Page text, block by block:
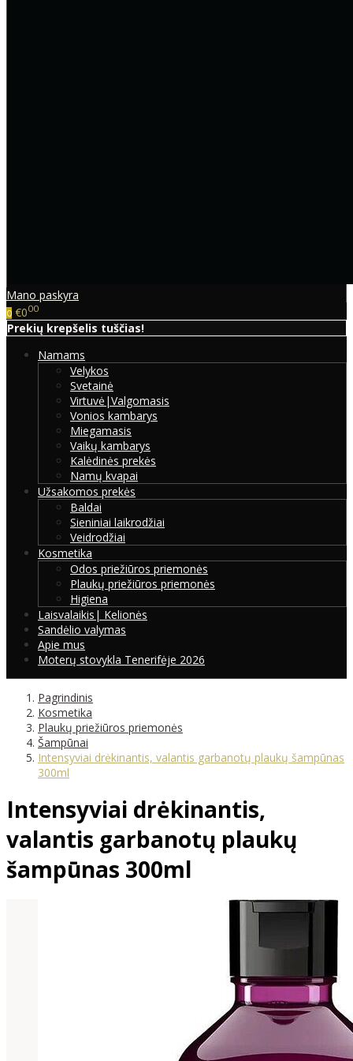
Mano paskyra
0 €000
Prekių krepšelis tuščias!
Namams
Velykos
Svetainė
Virtuvė|Valgomasis
Vonios kambarys
Miegamasis
Vaikų kambarys
Kalėdinės prekės
Namų kvapai
Užsakomos prekės
Baldai
Sieniniai laikrodžiai
Veidrodžiai
Kosmetika
Odos priežiūros priemonės
Plaukų priežiūros priemonės
Higiena
Laisvalaikis| Kelionės
Sandėlio valymas
Apie mus
Moterų stovykla Tenerifėje 2026
Pagrindinis
Kosmetika
Plaukų priežiūros priemonės
Šampūnai
Intensyviai drėkinantis, valantis garbanotų plaukų šampūnas
300ml
Intensyviai drėkinantis,
valantis garbanotų plaukų
šampūnas 300ml